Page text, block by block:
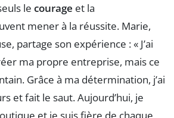
le courage et la
mener à la réussite. Marie,
partage son expérience : « J’ai
ma propre entreprise, mais ce
Grâce à ma détermination, j’ai
et fait le saut. Aujourd’hui, je
et je suis fière de chaque